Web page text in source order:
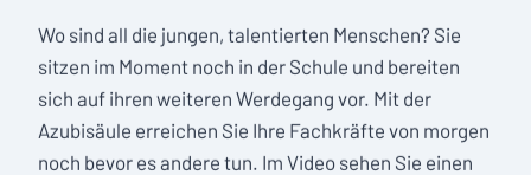
Wo sind all die jungen, talentierten Menschen? Sie
sitzen im Moment noch in der Schule und bereiten
sich auf ihren weiteren Werdegang vor. Mit der
Azubisäule erreichen Sie Ihre Fachkräfte von morgen
noch bevor es andere tun. Im Video sehen Sie einen